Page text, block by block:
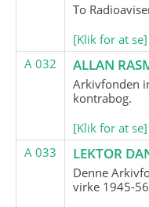
To
[Klik for at se]
A 032
ALLAN
Arkivfonden
kontrabog.
[Klik for at se]
A 033
LEKTOR
Denne
virke 1945-